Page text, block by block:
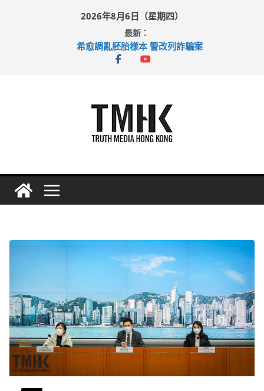
2026年8月6日（星期四）
最新：
希愈調亂胚胎樣本 警改列詐騙案
足球盛會次場激戰 祖雲達斯挫車路士